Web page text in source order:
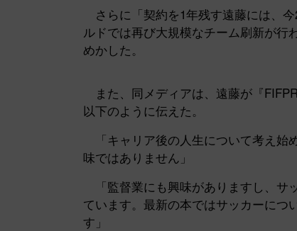
さらに「契約を1年残す遠藤には、
ルドでは再び大規模なチーム刷新が行
めかした。
また、同メディアは、遠藤が『
以下のように伝えた。
「キャリア後の人生について考え始
味ではありません」
「監督業にも興味がありますし、サ
ています。最新の本ではサッカーにつ
す」